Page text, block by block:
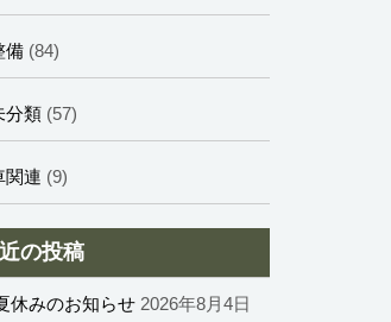
備(84)
分類(57)
関連 (9)
の投稿
休みのお知らせ 2026年8月4日